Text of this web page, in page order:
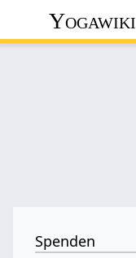
Yogawiki
Spenden